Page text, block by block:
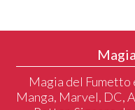
Magia del Fumetto
Manga, Marvel, DC,